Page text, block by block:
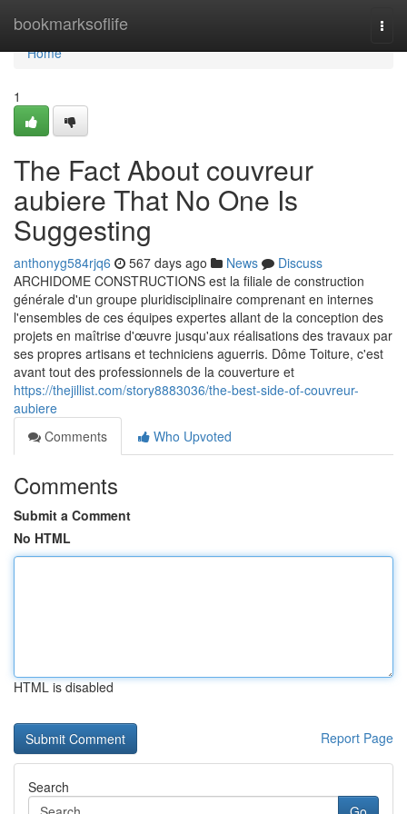
bookmarksoflife
Home
Home
1
The Fact About couvreur
aubiere That No One Is
Suggesting
anthonyg584rjq6 567 days ago News
Discuss
ARCHIDOME CONSTRUCTIONS est la filiale de construction
générale d'un groupe pluridisciplinaire comprenant en internes
l'ensembles de ces équipes expertes allant de la conception des
projets en maîtrise d'œuvre jusqu'aux réalisations des travaux par
ses propres artisans et techniciens aguerris. Dôme Toiture, c'est
avant tout des professionnels de la couverture et
https://thejillist.com/story8883036/the-best-side-of-couvreur-
aubiere
Comments
Who Upvoted
Comments
Submit a Comment
No HTML
HTML is disabled
Report Page
Search